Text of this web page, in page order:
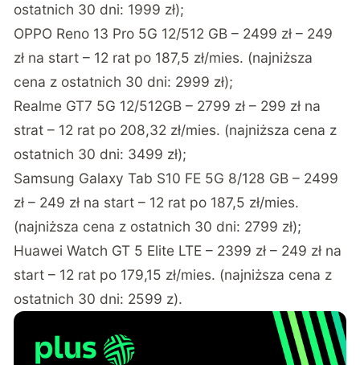
ostatnich 30 dni: 1999 zł);
OPPO Reno 13 Pro 5G 12/512 GB – 2499 zł – 249
zł na start – 12 rat po 187,5 zł/mies. (najniższa
cena z ostatnich 30 dni: 2999 zł);
Realme GT7 5G 12/512GB – 2799 zł – 299 zł na
strat – 12 rat po 208,32 zł/mies. (najniższa cena z
ostatnich 30 dni: 3499 zł);
Samsung Galaxy Tab S10 FE 5G 8/128 GB – 2499
zł – 249 zł na start – 12 rat po 187,5 zł/mies.
(najniższa cena z ostatnich 30 dni: 2799 zł);
Huawei Watch GT 5 Elite LTE – 2399 zł – 249 zł na
start – 12 rat po 179,15 zł/mies. (najniższa cena z
ostatnich 30 dni: 2599 z).